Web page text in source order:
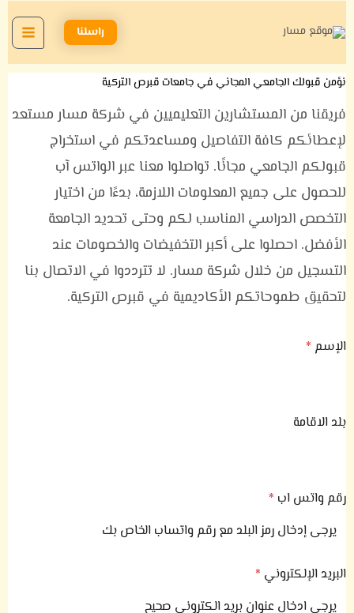
إلى
راسلنا
نؤمن قبولك الجامعي المجاني في جامعات قبرص التركية
فريقنا من المستشارين التعليميين في شركة مسار مستعد
لإعطائكم كافة التفاصيل ومساعدتكم في استخراج
قبولكم الجامعي مجانًا. تواصلوا معنا عبر الواتس آب
للحصول على جميع المعلومات اللازمة، بدءًا من اختيار
التخصص الدراسي المناسب لكم وحتى تحديد الجامعة
الأفضل. احصلوا على أكبر التخفيضات والخصومات عند
التسجيل من خلال شركة مسار. لا تترددوا في الاتصال بنا
لتحقيق طموحاتكم الأكاديمية في قبرص التركية.
الإسم *
بلد الاقامة
رقم واتس اب *
البريد الإلكتروني *